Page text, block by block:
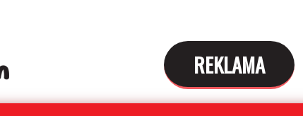
REKLAMA